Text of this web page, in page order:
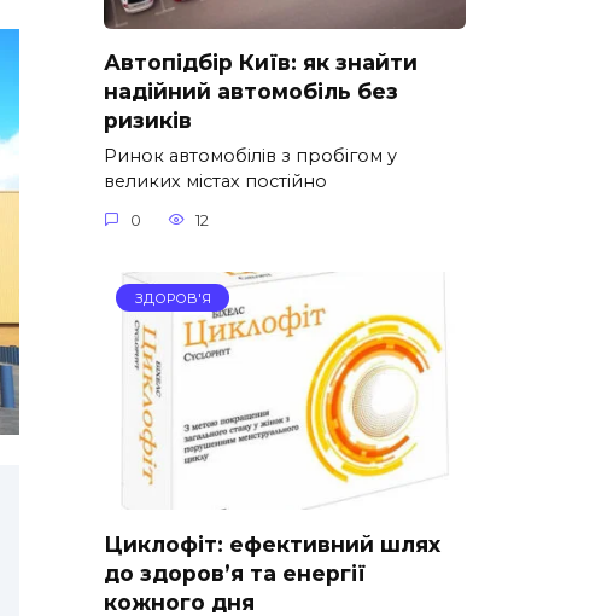
Автопідбір Київ: як знайти
надійний автомобіль без
ризиків
Ринок автомобілів з пробігом у
великих містах постійно
0 12
ЗДОРОВ'Я
Циклофіт: ефективний шлях
до здоров’я та енергії
кожного дня